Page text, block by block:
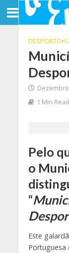
DESPORTO•
Dezembro
1 Min Read
Pelo
o
“
Este
Portuguesa